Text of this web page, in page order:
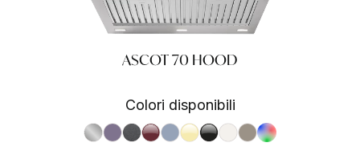
ASCOT 70 HOOD
Colori disponibili
S.Steel SS
Ametista AA
Antracite AN
Bordeaux BR
Celeste CE
Crema CR
Nero BA
Nuvola NA
Sabbia SA
RAL